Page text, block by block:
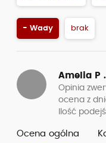
- Wady brak
Amelia P
Opinia
ocena z
Ilość
Ocena ogólna